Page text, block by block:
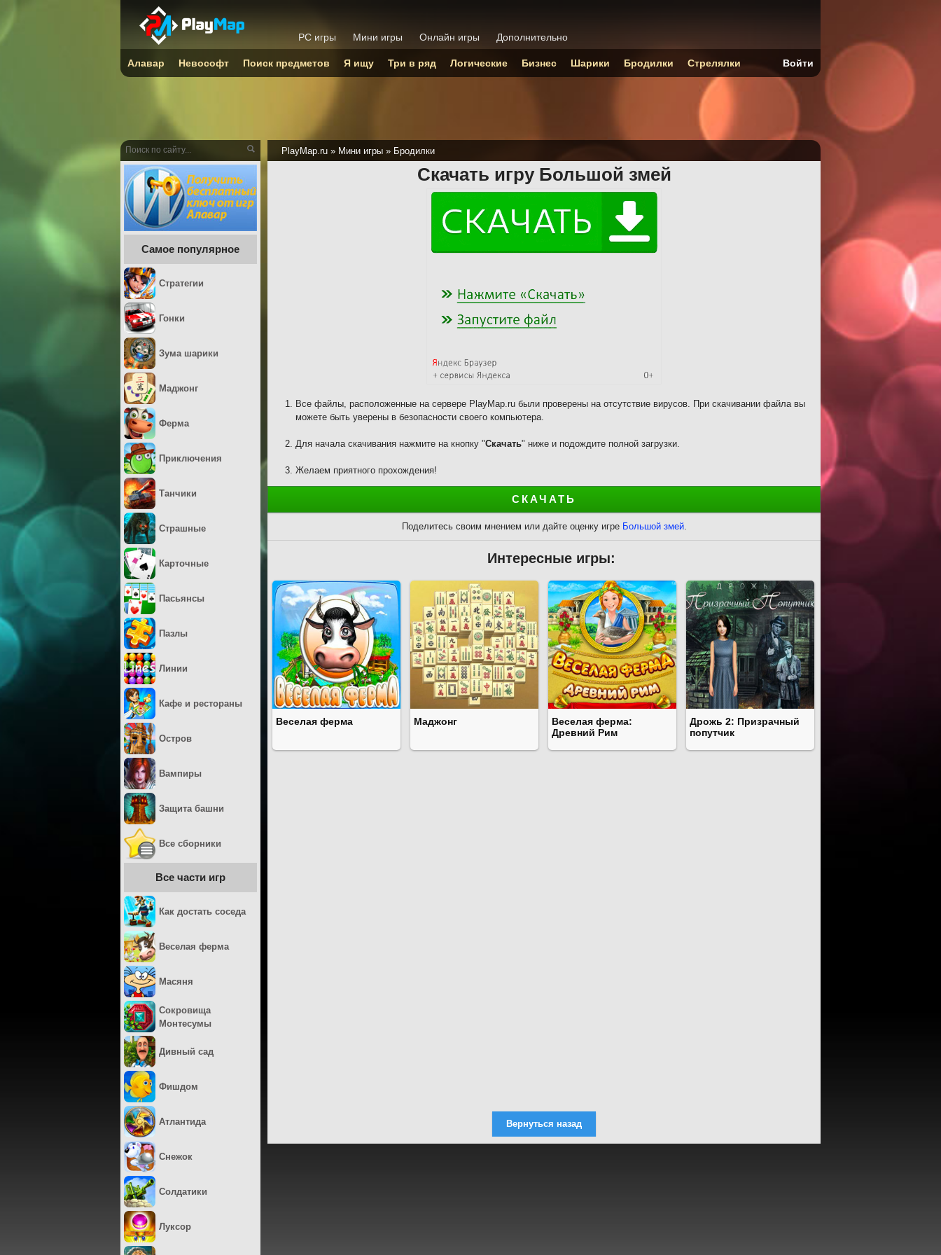
PlayMap.ru » Мини игры » Бродилки
Скачать игру Большой змей
Все файлы, расположенные на сервере PlayMap.ru были проверены на отсутствие вирусов. При скачивании файла вы
можете быть уверены в безопасности своего компьютера.
Для начала скачивания нажмите на кнопку "Скачать" ниже и подождите полной загрузки.
Желаем приятного прохождения!
СКАЧАТЬ
Поделитесь своим мнением или дайте оценку игре Большой змей.
Интересные игры:
Веселая ферма Маджонг
Веселая ферма:
Древний Рим
Дрожь 2: Призрачный
попутчик
Самое популярное
Стратегии
Гонки
Зума шарики
Маджонг
Ферма
Приключения
Танчики
Страшные
Карточные
Пасьянсы
Пазлы
Линии
Кафе и рестораны
Остров
Вампиры
Защита башни
Все сборники
Все части игр
Как достать соседа
Веселая ферма
Масяня
Сокровища
Монтесумы
Дивный сад
Фишдом
Атлантида
Снежок
Солдатики
Луксор
PC игры Мини игры Онлайн игры Дополнительно
Алавар Невософт Поиск предметов Я ищу Три в ряд Логические Бизнес Шарики Бродилки Стрелялки Войти